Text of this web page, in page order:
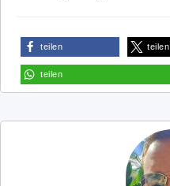
teilen teilen
teilen